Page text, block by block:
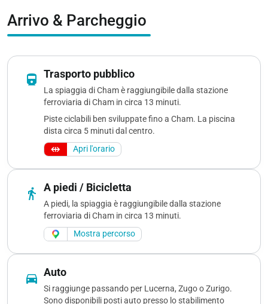
Arrivo & Parcheggio
directions_railway Trasporto pubblico
La spiaggia di Cham è raggiungibile dalla stazione
ferroviaria di Cham in circa 13 minuti.
Piste ciclabili ben sviluppate fino a Cham. La piscina
dista circa 5 minuti dal centro.
Apri l'orario
directions_walk A piedi / Bicicletta
A piedi, la spiaggia è raggiungibile dalla stazione
ferroviaria di Cham in circa 13 minuti.
Mostra percorso
directions_car Auto
Si raggiunge passando per Lucerna, Zugo o Zurigo.
Sono disponibili posti auto presso lo stabilimento